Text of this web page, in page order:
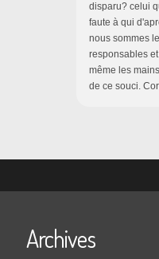
disparu? celui
faute à qui
nous sommes
responsables
même les
de ce souci.
Archives